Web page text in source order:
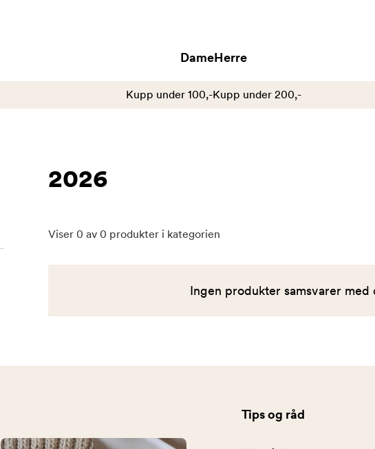
DameHerre
Kupp under 100,-Kupp under 200,-
2026
Viser 0 av 0 produkter i kategorien
Ingen produkter samsvarer
Tips og råd